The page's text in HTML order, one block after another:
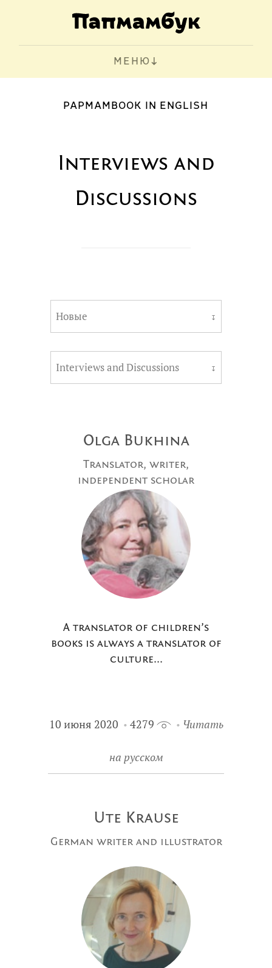
МЕНЮ
PAPMAMBOOK IN ENGLISH
Interviews and
Discussions
Новые ↧
Interviews and Discussions ↧
Olga Bukhina
Translator, writer,
independent scholar
A translator of children’s
books is always a translator of
culture...
10 июня 2020 4279 Читать
на русском
Ute Krause
German writer and illustrator